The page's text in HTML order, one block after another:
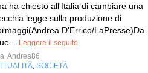
ha chiesto all'Italia di cambiare una
legge sulla produzione di
D'Errico/LaPresse)Da
Leggere il seguito
Andrea86
SOCIETÀ